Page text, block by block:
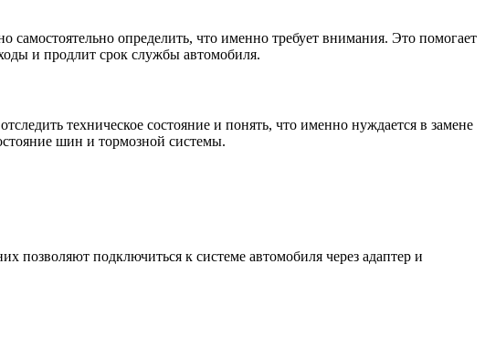
определить, что именно требует внимания. Это помогает
и продлит срок службы автомобиля.
техническое состояние и понять, что именно нуждается в замене
шин и тормозной системы.
позволяют подключиться к системе автомобиля через адаптер и